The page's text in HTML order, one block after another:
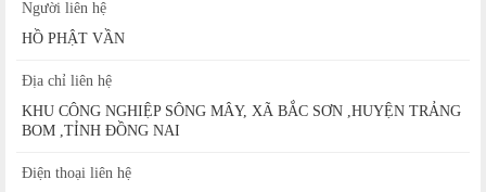
Người liên hệ
HỒ PHẬT VẦN
Địa chỉ liên hệ
KHU CÔNG NGHIỆP SÔNG MÂY, XÃ BẮC SƠN ,HUYỆN TRẢNG
BOM ,TỈNH ĐỒNG NAI
Điện thoại liên hệ